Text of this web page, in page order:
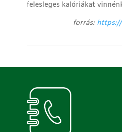
felesleges kalóriákat
forrás: